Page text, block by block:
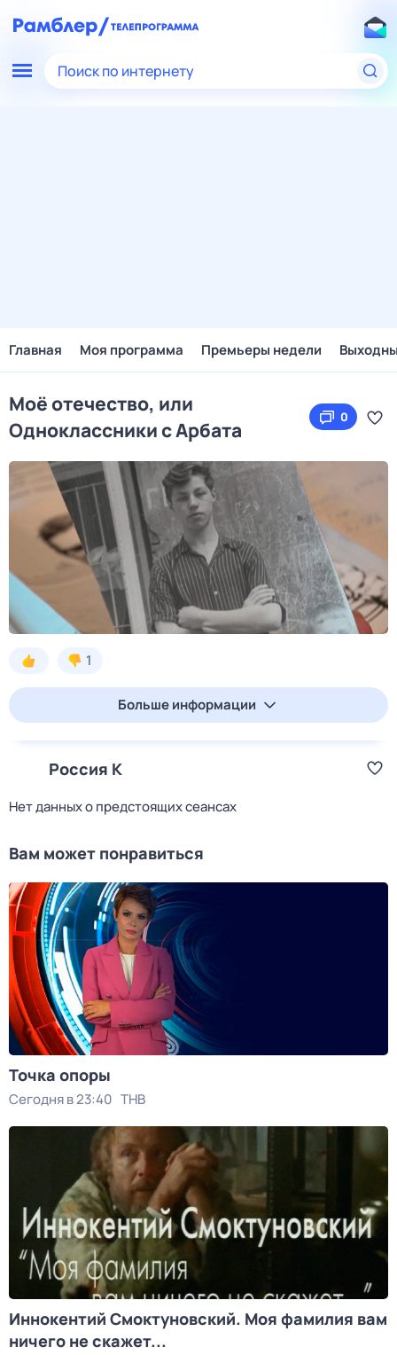
Поиск по интернету
Главная Моя программа Премьеры недели
Моё отечество, или
Одноклассники с Арбата
0
1
Больше информации
Россия К
Нет данных о предстоящих сеансах
Вам может понравиться
Точка опоры
Сегодня в 23:40 ТНВ
Иннокентий Смоктуновский. Моя фамилия вам
ничего не скажет...